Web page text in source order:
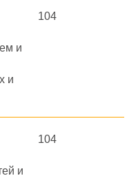
и
и
104
и
104